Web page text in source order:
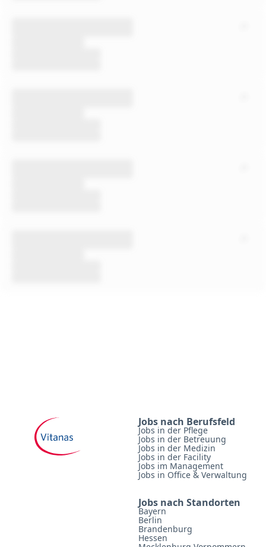
Jobs nach Berufsfeld
Jobs in der Pflege
Jobs in der Betreuung
Jobs in der Medizin
Jobs in der Facility
Jobs im Management
Jobs in Office & Verwaltung
Jobs nach Standorten
Bayern
Berlin
Brandenburg
Hessen